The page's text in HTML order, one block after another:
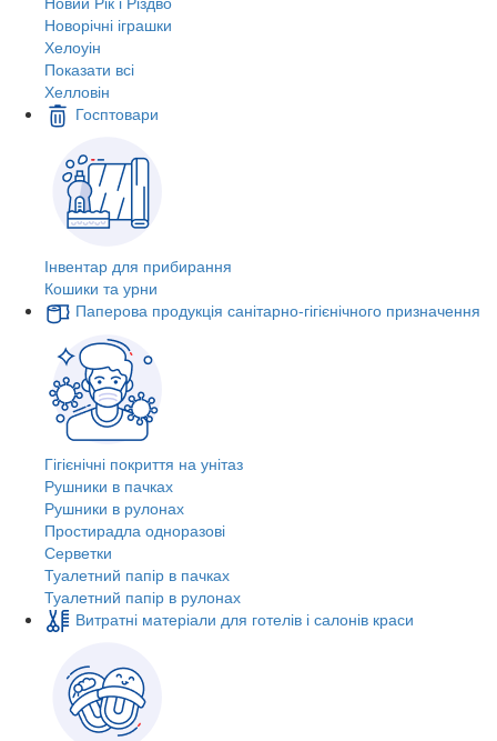
Новорічні іграшки
Хелоуін
Показати всі
Хелловін
Госптовари
Інвентар для прибирання
Кошики та урни
Паперова продукція санітарно-гігієнічного призначення
Гігієнічні покриття на унітаз
Рушники в пачках
Рушники в рулонах
Простирадла одноразові
Серветки
Туалетний папір в пачках
Туалетний папір в рулонах
Витратні матеріали для готелів і салонів краси